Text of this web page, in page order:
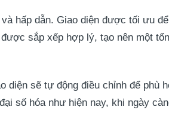
hấp dẫn. Giao diện được tối ưu
sắp xếp hợp lý, tạo nên một
diện sẽ tự động điều chỉnh để phù
số hóa như hiện nay, khi ngày